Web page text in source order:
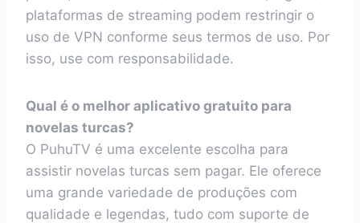
plataformas de streaming podem restringir o
uso de VPN conforme seus termos de uso. Por
isso, use com responsabilidade.
Qual é o melhor aplicativo gratuito para
novelas turcas?
O PuhuTV é uma excelente escolha para
assistir novelas turcas sem pagar. Ele oferece
uma grande variedade de produções com
qualidade e legendas, tudo com suporte de